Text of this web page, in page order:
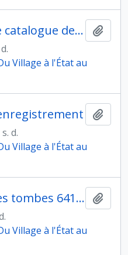
Liste des numéros de catalogue des fouilles Jean Perrot
Village à l'État au
s. d.
Village à l'État au
Fichier du matériel des tombes 641, 676, 699
Village à l'État au